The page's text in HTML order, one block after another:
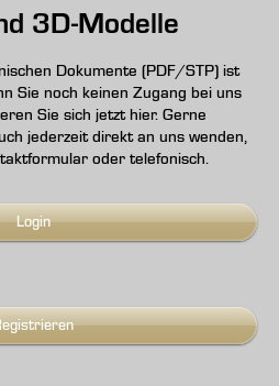
3D-Modelle
Dokumente (PDF/STP) ist
Sie noch keinen Zugang bei uns
Sie sich jetzt hier. Gerne
jederzeit direkt an uns wenden,
oder telefonisch.
Login